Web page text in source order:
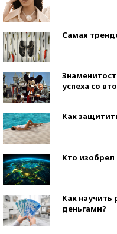
Самая
успеха со
Как
Кто изобрел
Как научить
деньгами?